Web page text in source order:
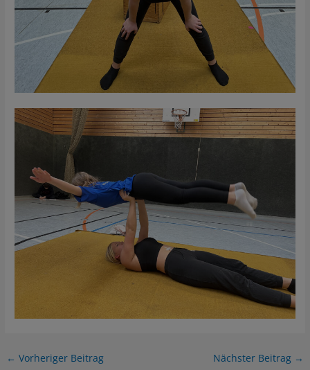
Post
← Vorheriger Beitrag Nächster Beitrag →